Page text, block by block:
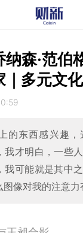
森·范伯
｜多元文
的东西感兴趣
我才明白，一些
我可能就是其中
像对我的注意